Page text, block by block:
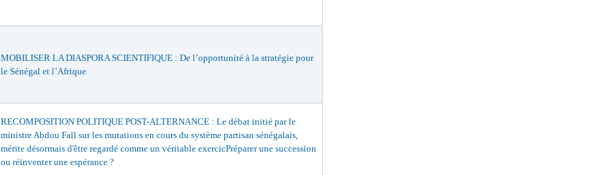
MOBILISER LA DIASPORA SCIENTIFIQUE : De l’opportunité à la stratégie pour
le Sénégal et l’Afrique
RECOMPOSITION POLITIQUE POST-ALTERNANCE : Le débat initié par le
ministre Abdou Fall sur les mutations en cours du système partisan sénégalais,
mérite désormais d'être regardé comme un véritable exercicPréparer une succession
ou réinventer une espérance ?